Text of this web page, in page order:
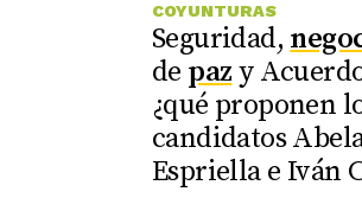
COYUNTURAS
Seguridad,
de paz y
¿qué proponen
candidatos
Espriella e Iván